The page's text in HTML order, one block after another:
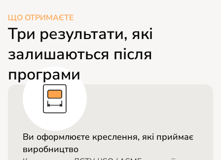
ЩО ОТРИМАЄТЕ
Три результати, які
залишаються після
програми
Ви оформлюєте креслення, які приймає
виробництво